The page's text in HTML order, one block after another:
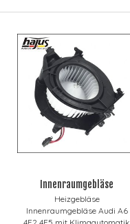
Innenraumgebläse
Heizgebläse
Innenraumgebläse Audi A6